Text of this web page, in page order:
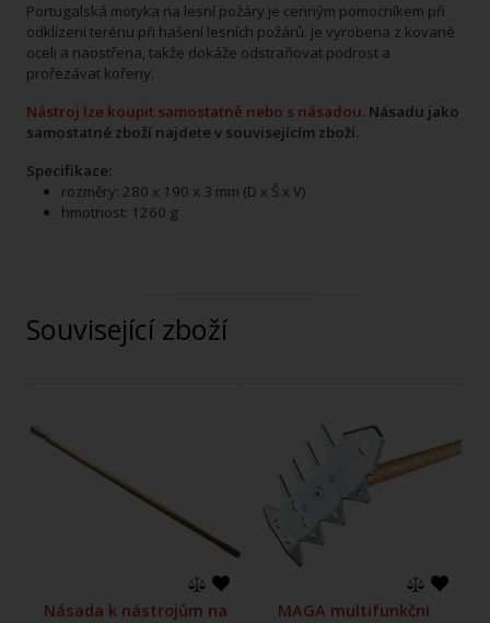
Portugalská motyka na lesní požáry je cenným pomocníkem při
odklízení terénu při hašení lesních požárů. Je vyrobena z kované
oceli a naostřena, takže dokáže odstraňovat podrost a
prořezávat kořeny.
Nástroj lze koupit samostatně nebo s násadou. Násadu jako
samostatné zboží najdete v souvisejícím zboží.
Specifikace:
rozměry: 280 x 190 x 3 mm (D x Š x V)
hmotnost: 1260 g
Související zboží
Násada k nástrojům na
MAGA multifunkční